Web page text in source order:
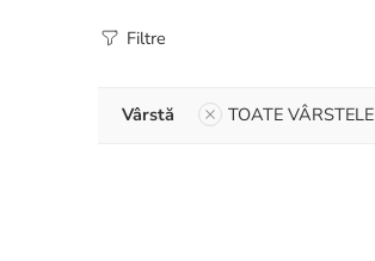
Filtre
Vârstă TOATE VÂRSTELE